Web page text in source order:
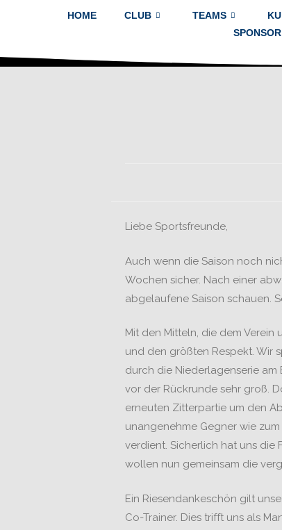
HOME CLUB TEAMS
Liebe Sportsfreunde,
Auch wenn die Saison noch
Wochen sicher. Nach einer
abgelaufene Saison schauen.
Mit den Mitteln, die dem
und den größten Respekt. Wir
durch die Niederlagenserie am
vor der Rückrunde sehr groß.
erneuten Zitterpartie um den
unangenehme Gegner wie
verdient. Sicherlich hat uns die
wollen nun gemeinsam die
Ein Riesendankeschön gilt
Co-Trainer. Dies trifft uns als